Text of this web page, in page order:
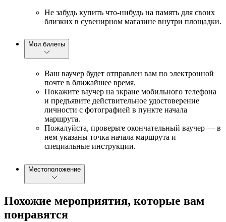
Не забудь купить что-нибудь на память для своих
близких в сувенирном магазине внутри площадки.
Мои билеты
Ваш ваучер будет отправлен вам по электронной
почте в ближайшее время.
Покажите ваучер на экране мобильного телефона
и предъявите действительное удостоверение
личности с фотографией в пункте начала
маршрута.
Пожалуйста, проверьте окончательный ваучер — в
нем указаны точка начала маршрута и
специальные инструкции.
Местоположение
Похожие мероприятия, которые вам
понравятся